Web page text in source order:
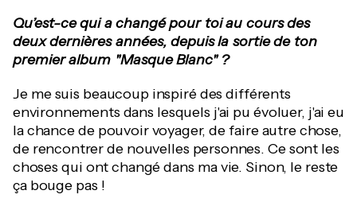
Qu’est-ce qui a changé pour toi au cours des
deux dernières années, depuis la sortie de ton
premier album "Masque Blanc" ?
Je me suis beaucoup inspiré des différents
environnements dans lesquels j'ai pu évoluer, j'ai eu
la chance de pouvoir voyager, de faire autre chose,
de rencontrer de nouvelles personnes. Ce sont les
choses qui ont changé dans ma vie. Sinon, le reste
ça bouge pas !